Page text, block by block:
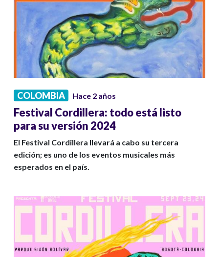
COLOMBIA Hace 2 años
Festival Cordillera: todo está listo
para su versión 2024
El Festival Cordillera llevará a cabo su tercera
edición; es uno de los eventos musicales más
esperados en el país.